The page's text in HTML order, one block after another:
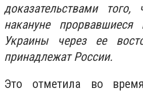
доказательствами того,
накануне прорвавшиеся
Украины через ее
принадлежат России.
Это отметила во